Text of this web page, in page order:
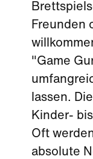
Freunden
"Game
lassen.
Kinder-
Oft
absolute